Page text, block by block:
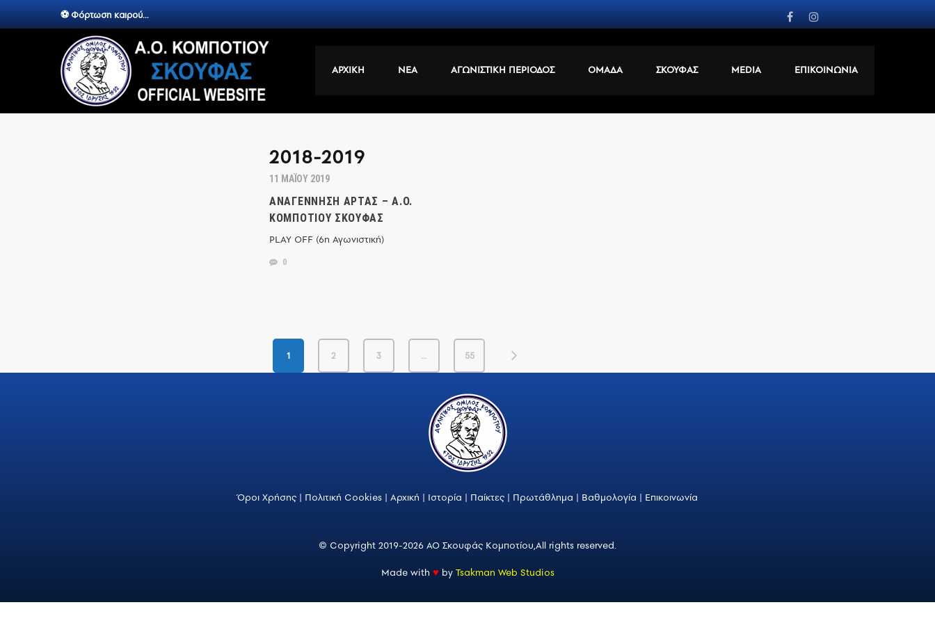
⚽ Φόρτωση καιρού...
ΑΡΧΙΚΗ ΝΕΑ ΑΓΩΝΙΣΤΙΚΗ ΠΕΡΙΟΔΟΣ ΟΜΑΔΑ ΣΚΟΥΦΑΣ MEDIA ΕΠΙΚΟΙΝΩΝΙΑ
2018-2019
11 ΜΑΪ́ΟΥ 2019
ΑΝΑΓΈΝΝΗΣΗ ΆΡΤΑΣ – Α.Ο.
ΚΟΜΠΟΤΊΟΥ ΣΚΟΥΦΆΣ
PLAY OFF (6η Αγωνιστική)
0
1 2 3 … 55
Όροι Χρήσης | Πολιτική Cookies | Αρχική | Ιστορία | Παίκτες | Πρωτάθλημα | Βαθμολογία | Επικοινωνία
© Copyright 2019-2026 ΑΟ Σκουφάς Κομποτίου,All rights reserved.
Made with ♥ by Tsakman Web Studios